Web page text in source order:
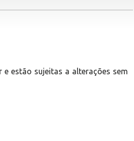
estão sujeitas a alterações sem